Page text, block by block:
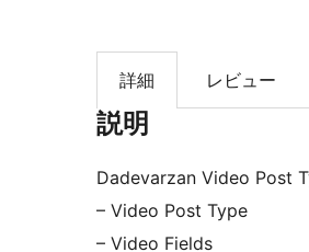
索
詳細 レビュー
説明
Dadevarzan Video Post
– Video Post Type
– Video Fields